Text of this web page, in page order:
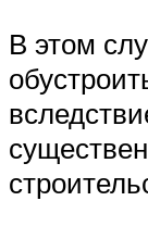
В этом